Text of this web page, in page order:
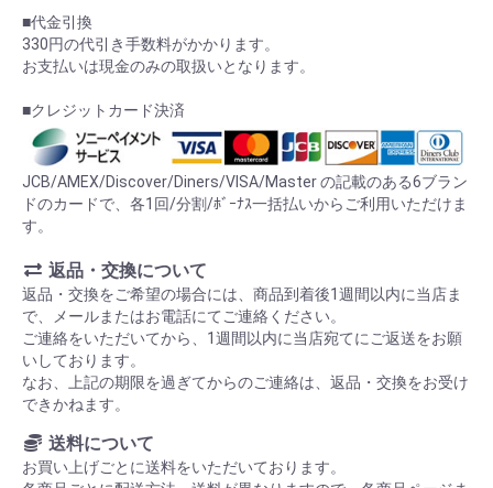
■代金引換
330円の代引き手数料がかかります。
お支払いは現金のみの取扱いとなります。
■クレジットカード決済
JCB/AMEX/Discover/Diners/VISA/Master の記載のある6ブラン
ドのカードで、各1回/分割/ﾎﾞｰﾅｽ一括払いからご利用いただけま
す。
返品・交換について
返品・交換をご希望の場合には、商品到着後1週間以内に当店ま
で、メールまたはお電話にてご連絡ください。
ご連絡をいただいてから、1週間以内に当店宛てにご返送をお願
いしております。
なお、上記の期限を過ぎてからのご連絡は、返品・交換をお受け
できかねます。
送料について
お買い上げごとに送料をいただいております。